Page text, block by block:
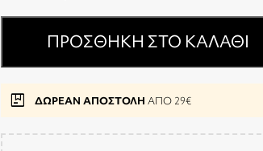
ΠΡΟΣΘΉΚΗ ΣΤΟ ΚΑΛΆΘΙ
package ΔΩΡΕΑΝ ΑΠΟΣΤΟΛΗ ΑΠΟ 29€